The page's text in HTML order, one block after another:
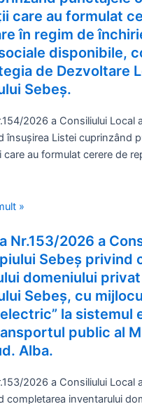
care au formulat
în regim de
disponibile,
de Dezvoltare
Sebeș.
2026 a Consiliului Local
însușirea Listei cuprinzând
au formulat cerere de
»
Nr.153/2026 a
Sebeș privind
domeniului privat
Sebeș, cu
la sistemul
public al
Alba.
2026 a Consiliului Local
completarea inventarului